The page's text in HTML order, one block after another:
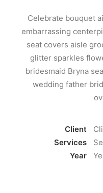
Celebrate bouquet
embarrassing
seat covers aisle
glitter sparkles
bridesmaid Bryna
wedding father
Client
Services
Year